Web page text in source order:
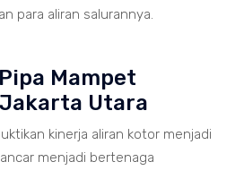
para aliran salurannya.
Mampet
Utara
kinerja aliran kotor menjadi
menjadi bertenaga